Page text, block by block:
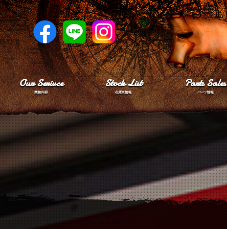
Our Serivce
業務内容
Stock List
在庫車情報
Parts Sales
パーツ情報